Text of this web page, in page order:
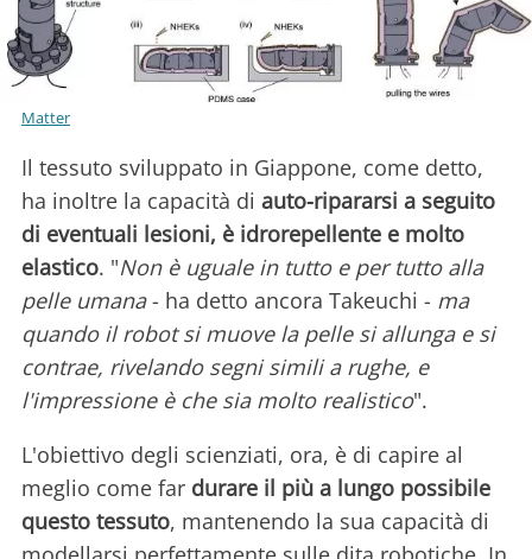
Matter
Il tessuto sviluppato in Giappone, come detto,
ha inoltre la capacità di auto-ripararsi a seguito
di eventuali lesioni, è idrorepellente e molto
elastico. "Non è uguale in tutto e per tutto alla
pelle umana- ha detto ancora Takeuchi - ma
quando il robot si muove la pelle si allunga e si
contrae, rivelando segni simili a rughe, e
l'impressione è che sia molto realistico".
L'obiettivo degli scienziati, ora, è di capire al
meglio come far durare il più a lungo possibile
questo tessuto, mantenendo la sua capacità di